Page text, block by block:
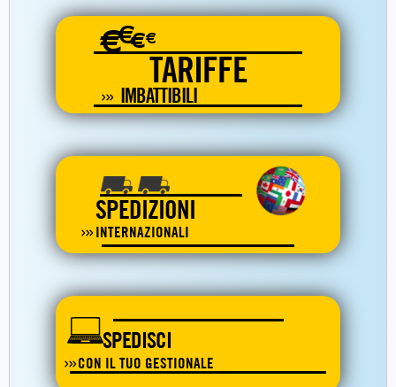
€€€€
TARIFFE
IMBATTIBILI
SPEDIZIONI
INTERNAZIONALI
SPEDISCI
CON IL TUO GESTIONALE